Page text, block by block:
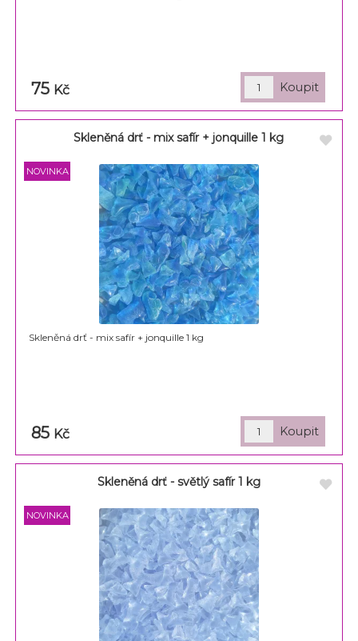
75 Kč
Skleněná drť - mix safír + jonquille 1 kg
Skleněná drť - mix safír + jonquille 1 kg
85 Kč
Skleněná drť - světlý safír 1 kg